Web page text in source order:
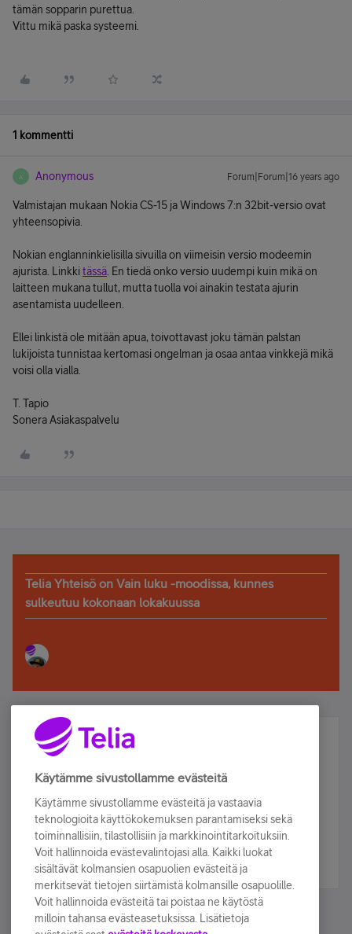
tämän sopparin purettua.
Vittu mikä paska systeemi.
1 kommentti
A Anonymous Forum|Forum|16 years ago
Valmistajan mukaan Nokia CS-15 ja Windows 7:n 32bit-versio ovat
yhteensopivia.
Nokian englanninkielisilla sivuilla on viimeisin versio modeemin
ajurista. Linkkitässä . En tiedä onko versio uudempi kuin mikä on
laitteen mukana tullut, mutta tuolla voi ainakin testata ajurin
asentamista uudelleen.
Ellei linkistä ole mitään apua, toivottavast joku tämän palstan
lukijoista tunnistaa kertomasi ongelman ja osaa antaa vinkkejä mikä
voisi olla vialla.
T. Tapio
Sonera Asiakaspalvelu
Telia Yhteisö on Vain luku -moodissa, kunnes
sulkeutuu kokonaan lokakuussa
Älä jää paitsi – osallistu ja voita!
Tilaa Telian uutiskirje ja olet mukana arvonnassa.
sähköpostiisi.
Tilaa nyt
Käytämme sivustollamme evästeitä
Käytämme sivustollamme evästeitä ja vastaavia
teknologioita käyttökokemuksen parantamiseksi sekä
toiminnallisiin, tilastollisiin ja markkinointitarkoituksiin.
Voit hallinnoida evästevalintojasi alla. Kaikki luokat
sisältävät kolmansien osapuolien evästeitä ja
merkitsevät tietojen siirtämistä kolmansille osapuolille.
Voit hallinnoida evästeitä tai poistaa ne käytöstä
milloin tahansa evästeasetuksissa. Lisätietoja